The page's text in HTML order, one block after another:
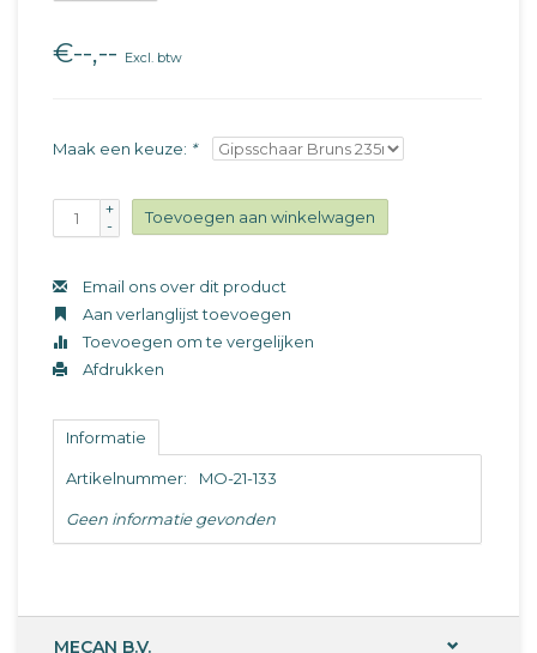
€--,-- Excl. btw
Maak een keuze: *
+
-
Toevoegen aan winkelwagen
Email ons over dit product
Aan verlanglijst toevoegen
Toevoegen om te vergelijken
Afdrukken
Informatie
Artikelnummer: MO-21-133
Geen informatie gevonden
MECAN B.V.